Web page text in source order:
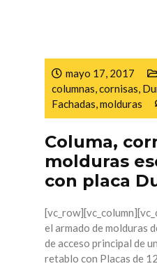
mayo 17, 2017
columnas,cornisas,
Fachadas,molduras
Columa,
molduras
con placa
el armado de molduras
de acceso principal de
retablo con Placas de